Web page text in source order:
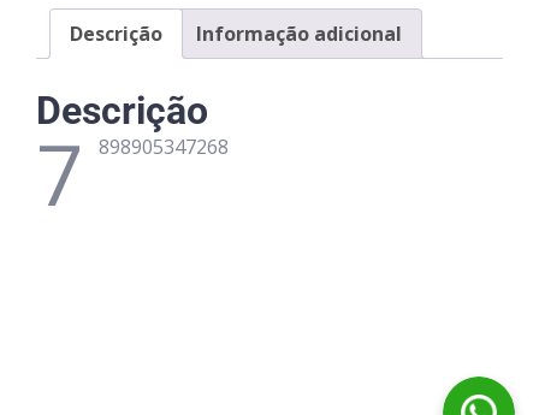
Descrição Informação adicional
Descrição
7 898905347268